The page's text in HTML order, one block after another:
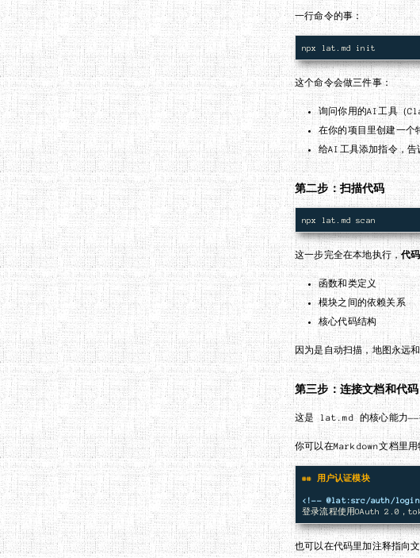
一行命令的事：
这个命令会做三件事：
询问你用的AI工具（
在你的项目里创建一个
给AI工具添加指令，告
第二步：扫描代码
这一步完全在本地执行，代
函数和类定义
模块之间的依赖关系
核心代码结构
因为是自动扫描，地图永远
第三步：连接文档和代码
这是 lat.md 的核心能力——
你可以在Markdown文档里用
## 用户认证模块
<!-- @lat:src/auth/
也可以在代码里加注释指向